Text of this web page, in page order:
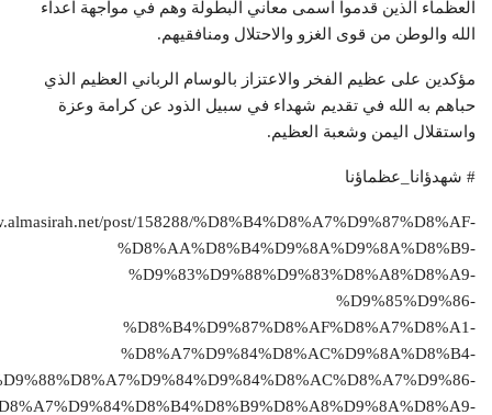
العظماء الذين قدموا اسمی معاني البطولة وهم في مواجهة اعداء
الله والوطن من قوى الغزو والاحتلال ومنافقيهم.
مؤكدين على عظيم الفخر والاعتزاز بالوسام الرباني العظيم الذي
حباهم به الله في تقديم شهداء في سبيل الذود عن كرامة وعزة
واستقلال اليمن وشعبة العظيم.
# شهدؤانا_عظماؤنا
post/158288/%D8%B4%D8%A7%D9%87%D8%AF-
%D8%AA%D8%B4%D9%8A%D9%8A%D8%B9-
%D9%83%D9%88%D9%83%D8%A8%D8%A9-
%D9%85%D9%86-
%D8%B4%D9%87%D8%AF%D8%A7%D8%A1-
%D8%A7%D9%84%D8%AC%D9%8A%D8%B4-